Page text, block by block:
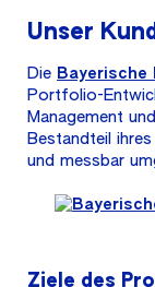
Unser
Die Bayerische
Portfolio-
Management
Bestandteil
und messbar
Ziele des